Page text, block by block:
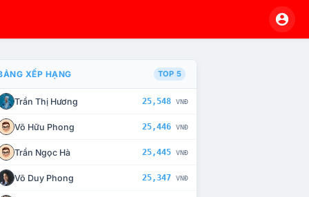
CHẾ TÀI XỬ LÝ VI PHẠM
XẾP HẠNG TOP 5
Trần Thị Hương 25,548 VNĐ
Võ Hữu Phong 25,446 VNĐ
Trần Ngọc Hà 25,445 VNĐ
Võ Duy Phong 25,347 VNĐ